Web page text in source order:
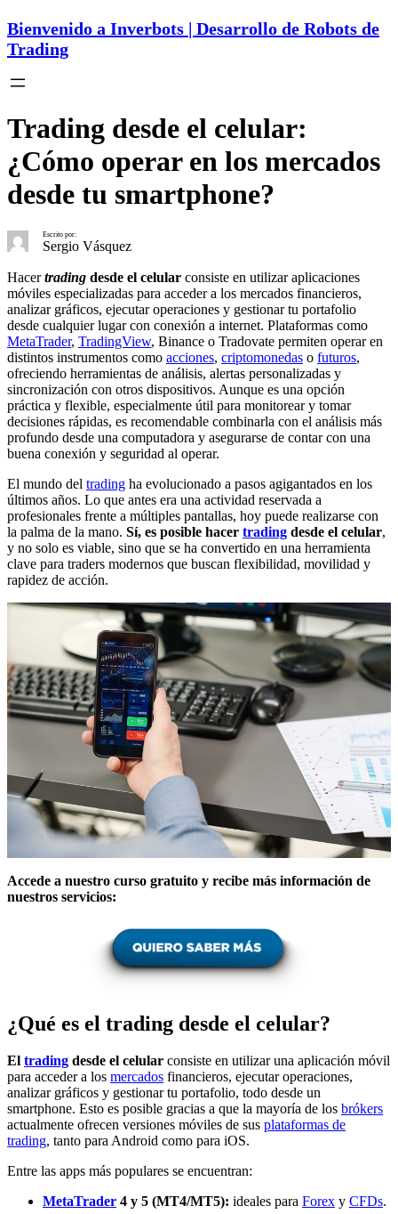
Bienvenido a Inverbots | Desarrollo de Robots de
Trading
Trading desde el celular:
¿Cómo operar en los mercados
desde tu smartphone?
Escrito por:
Sergio Vásquez
Hacertrading desde el celular consiste en utilizar aplicaciones
móviles especializadas para acceder a los mercados financieros,
analizar gráficos, ejecutar operaciones y gestionar tu portafolio
desde cualquier lugar con conexión a internet. Plataformas como
MetaTrader, TradingView, Binance o Tradovate permiten operar en
distintos instrumentos como acciones, criptomonedas o futuros,
ofreciendo herramientas de análisis, alertas personalizadas y
sincronización con otros dispositivos. Aunque es una opción
práctica y flexible, especialmente útil para monitorear y tomar
decisiones rápidas, es recomendable combinarla con el análisis más
profundo desde una computadora y asegurarse de contar con una
buena conexión y seguridad al operar.
El mundo del trading ha evolucionado a pasos agigantados en los
últimos años. Lo que antes era una actividad reservada a
profesionales frente a múltiples pantallas, hoy puede realizarse con
la palma de la mano. Sí, es posible hacer trading desde el celular,
y no solo es viable, sino que se ha convertido en una herramienta
clave para traders modernos que buscan flexibilidad, movilidad y
rapidez de acción.
Accede a nuestro curso gratuito y recibe más información de
nuestros servicios:
¿Qué es el trading desde el celular?
El trading desde el celular consiste en utilizar una aplicación móvil
para acceder a los mercados financieros, ejecutar operaciones,
analizar gráficos y gestionar tu portafolio, todo desde un
smartphone. Esto es posible gracias a que la mayoría de los brókers
actualmente ofrecen versiones móviles de sus plataformas de
trading, tanto para Android como para iOS.
Entre las apps más populares se encuentran:
MetaTrader 4 y 5 (MT4/MT5): ideales para Forex y CFDs.